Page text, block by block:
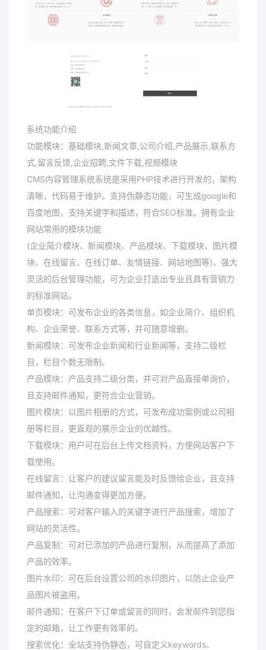
系统功能介绍
功能模块：基础模块,新闻文章,公司介绍,产品展示,联系方
式,留言反馈,企业招聘,文件下载,视频模块
CMS内容管理系统系统是采用PHP技术进行开发的，架构
清晰，代码易于维护。支持伪静态功能，可生成google和
百度地图，支持关键字和描述，符合SEO标准。拥有企业
网站常用的模块功能
(企业简介模块、新闻模块、产品模块、下载模块、图片模
块、在线留言、在线订单、友情链接、网站地图等)，强大
灵活的后台管理功能，可为企业打造出专业且具有营销力
的标准网站。
单页模块：可发布企业的各类信息，如企业简介、组织机
构、企业荣誉、联系方式等，并可随意增删。
新闻模块：可发布企业新闻和行业新闻等，支持二级栏
目，栏目个数无限制。
产品模块：产品支持二级分类，并可对产品直接单询价，
且支持邮件通知，更符合企业营销。
图片模块：以图片相册的方式，可发布成功案例或公司相
册等栏目，更直观的展示企业的优越性。
下载模块：用户可在后台上传文档资料，方便网站客户下
载使用。
在线留言：让客户的建议留言能及时反馈给企业，且支持
邮件通知，让沟通变得更加方便。
产品搜索：可对客户输入的关键字进行产品搜索，增加了
网站的灵活性。
产品复制：可对已添加的产品进行复制，从而提高了添加
产品的效率。
图片水印：可在后台设置公司的水印图片，以防止企业产
品图片被盗用。
邮件通知：在客户下订单或留言的同时，会发邮件到您指
定的邮箱，让工作更有效率的。
搜索优化：全站支持伪静态，可自定义keywords、